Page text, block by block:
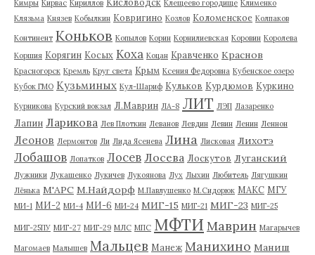
Кимры Кирвас Кириллов Клещеево городище Клименко
Клязьма Князев Кобылкин Ковригино Козлов Коломенское Колпаков
Континент Коньков Копылов Корин Корнилиевская Коровин Королева
Коршия Корягин Косых Коха Коцан Кравченко Краснов
Красногорск Кремль Круг света Крым Ксения Федоровна Кубенское озеро
Кубок ГМО Кузьминых Кул-Шариф Кульков Курдюмов Куркино
Курникова Курский вокзал Л.Маврин ЛА-8 ЛИТ ЛЭП Лазаренко
Лапин Ларикова Лев Плоткин Леванов Левдин Левин Ленин Леннон
Леонов Лермонтов Ли Лида Ясенева Лина Лисковая Лихотэ
Лобашов Лопатков Лосев Лосева Лоскутов Луганский
Лужники Лукашенко Лукичев Лукоянова Лух Лыхин Любитель Лягушкин
Лёнька М'АРС М.Найдорф М.Павлушенко М.Сидорюк МАКС МГУ
МИ-1 МИ-2 МИ-4 МИ-6 МИ-24 МИГ-15 МИГ-21 МИГ-23 МИГ-25
МИГ-25ПУ МИГ-27 МИГ-29 МЛС МПС МФТИ Маврин Магарычев
Магомаев Малышев Мальцев Манеж Манихино Маниш